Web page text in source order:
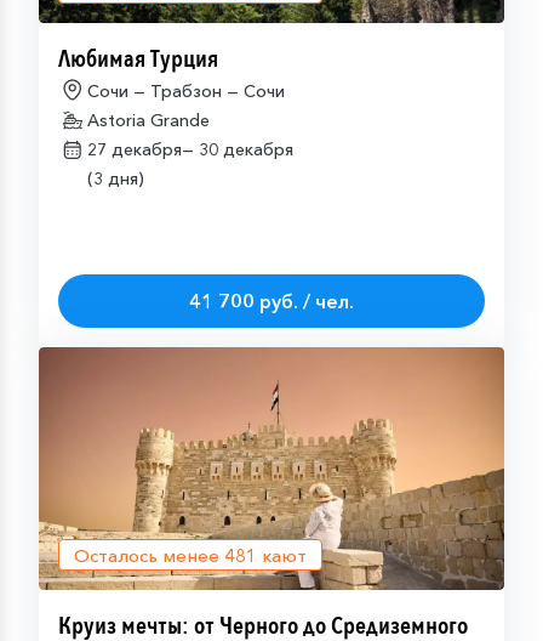
Любимая Турция
Сочи — Трабзон — Сочи
Astoria Grande
27 декабря— 30 декабря
(3 дня)
41 700 руб. / чел.
Осталось менее 481 кают
Круиз мечты: от Черного до Средиземного